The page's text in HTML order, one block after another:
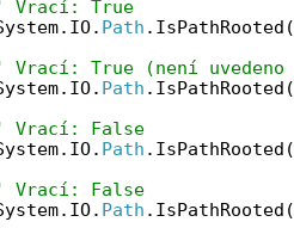
Path .IsPathRooted(
Path .IsPathRooted(
Path .IsPathRooted(
Path .IsPathRooted(